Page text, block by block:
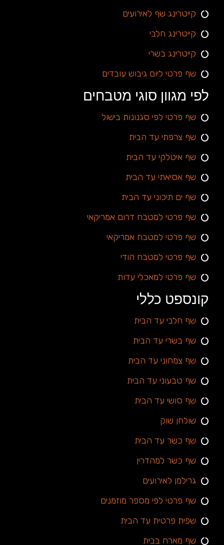
קייטרינג שף לאירועים
קייטרינג חלבי
קייטרינג בשרי
שף פרטי ליום גיבוש עובדים
לפי מגוון סוגי מטבחים
שף פרטי לפי סגנונות בישול
שף צרפתי עד הבית
שף איטלקי עד הבית
שף אסיאתי עד הבית
שף ים תיכוני עד הבית
שף פרטי למטבח דרום אמריקאי
שף פרטי למטבח אמריקאי
שף פרטי למטבח הודי
שף פרטי למאכלי עדות
קונספט כללי
שף חלבי עד הבית
שף בשרי עד הבית
שף צמחוני עד הבית
שף טבעוני עד הבית
שף סושי עד הבית
שולחן שוק
שף כשר עד הבית
שף כשר למהדרין
גרילמן לאירועים
שף פרטי לפי מספר מוזמנים
שפית פרטית עד הבית
שף מארח בבית